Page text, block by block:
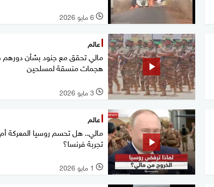
l 6 مايو 2026
عالم
مالي تحقق مع جنود بشأن
هجمات منسقة لمسلحين
l 3 مايو 2026
عالم
مالي.. هل تحسم روسيا المعركة أم
تجربة فرنسا؟
l 1 مايو 2026